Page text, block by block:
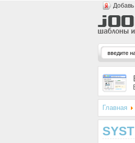
Главная